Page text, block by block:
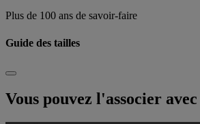
Plus de 100 ans de savoir-faire
Guide des tailles
Vous pouvez l'associer avec